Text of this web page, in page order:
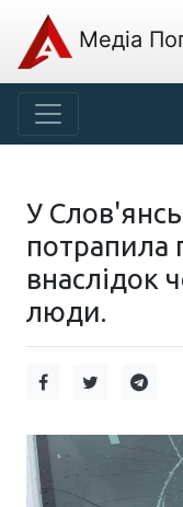
Медіа
У
потрапила
внаслідок
люди.